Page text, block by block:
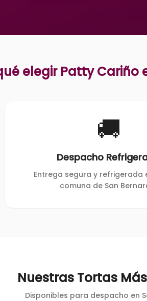
elegir Patty Cariño
🚚
Despacho
Entrega segura y refrigerada
comuna de San
Nuestras Tortas
Disponibles para despacho en